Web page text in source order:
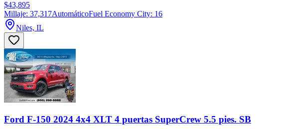
$43,895
Millaje: 37,317AutomáticoFuel Economy City: 16
Niles, IL
Ford F-150 2024 4x4 XLT 4 puertas SuperCrew 5.5 pies. SB